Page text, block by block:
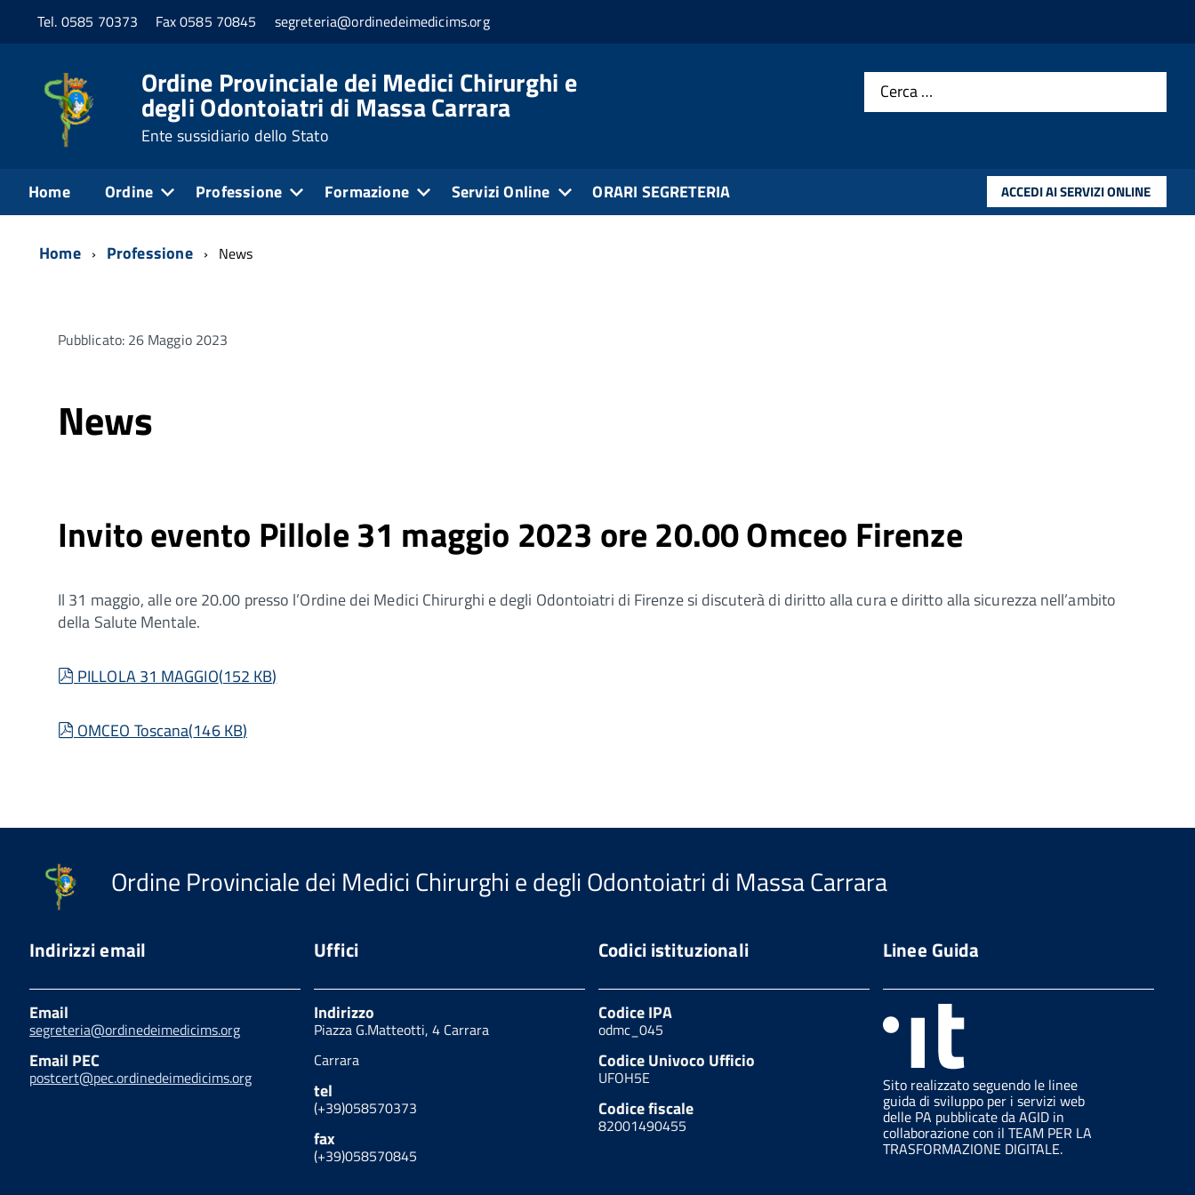
Tel. 0585 70373 Fax 0585 70845 segreteria@ordinedeimedicims.org
Ordine Provinciale dei Medici Chirurghi e
degli Odontoiatri di Massa Carrara
Ente sussidiario dello Stato
Cerca …
Home Ordine Professione Formazione Servizi Online ORARI SEGRETERIA ACCEDI AI SERVIZI ONLINE
Home Professione News
Pubblicato: 26 Maggio 2023
News
Invito evento Pillole 31 maggio 2023 ore 20.00 Omceo Firenze
Il 31 maggio, alle ore 20.00 presso l’Ordine dei Medici Chirurghi e degli Odontoiatri di Firenze si discuterà di diritto alla cura e diritto alla sicurezza nell’ambito
della Salute Mentale.
pdf
PILLOLA 31 MAGGIO(152 KB)
pdf
OMCEO Toscana(146 KB)
Ordine Provinciale dei Medici Chirurghi e degli Odontoiatri di Massa Carrara
Indirizzi email
Email
segreteria@ordinedeimedicims.org
Email PEC
postcert@pec.ordinedeimedicims.org
Uffici
Indirizzo
Piazza G.Matteotti, 4 Carrara
Carrara
tel
(+39)058570373
fax
(+39)058570845
Codici istituzionali
Codice IPA
odmc_045
Codice Univoco Ufficio
UFOH5E
Codice fiscale
82001490455
Linee Guida
Sito realizzato seguendo le linee
guida di sviluppo per i servizi web
delle PA pubblicate da AGID in
collaborazione con il TEAM PER LA
TRASFORMAZIONE DIGITALE.